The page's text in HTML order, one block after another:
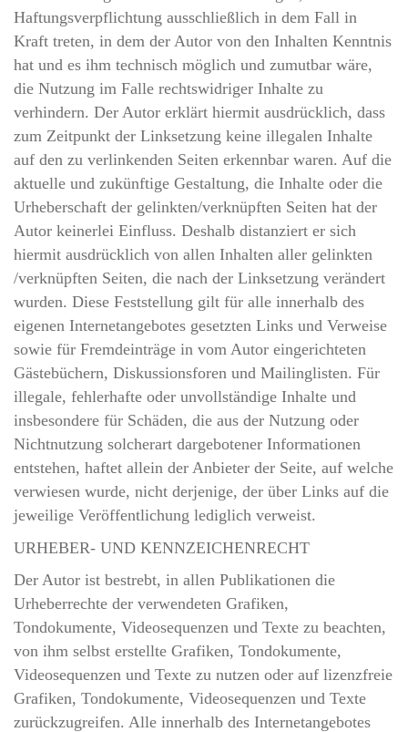
Haftungsverpflichtung ausschließlich in dem Fall in
Kraft treten, in dem der Autor von den Inhalten Kenntnis
hat und es ihm technisch möglich und zumutbar wäre,
die Nutzung im Falle rechtswidriger Inhalte zu
verhindern. Der Autor erklärt hiermit ausdrücklich, dass
zum Zeitpunkt der Linksetzung keine illegalen Inhalte
auf den zu verlinkenden Seiten erkennbar waren. Auf die
aktuelle und zukünftige Gestaltung, die Inhalte oder die
Urheberschaft der gelinkten/verknüpften Seiten hat der
Autor keinerlei Einfluss. Deshalb distanziert er sich
hiermit ausdrücklich von allen Inhalten aller gelinkten
/verknüpften Seiten, die nach der Linksetzung verändert
wurden. Diese Feststellung gilt für alle innerhalb des
eigenen Internetangebotes gesetzten Links und Verweise
sowie für Fremdeinträge in vom Autor eingerichteten
Gästebüchern, Diskussionsforen und Mailinglisten. Für
illegale, fehlerhafte oder unvollständige Inhalte und
insbesondere für Schäden, die aus der Nutzung oder
Nichtnutzung solcherart dargebotener Informationen
entstehen, haftet allein der Anbieter der Seite, auf welche
verwiesen wurde, nicht derjenige, der über Links auf die
jeweilige Veröffentlichung lediglich verweist.
URHEBER- UND KENNZEICHENRECHT
Der Autor ist bestrebt, in allen Publikationen die
Urheberrechte der verwendeten Grafiken,
Tondokumente, Videosequenzen und Texte zu beachten,
von ihm selbst erstellte Grafiken, Tondokumente,
Videosequenzen und Texte zu nutzen oder auf lizenzfreie
Grafiken, Tondokumente, Videosequenzen und Texte
zurückzugreifen. Alle innerhalb des Internetangebotes